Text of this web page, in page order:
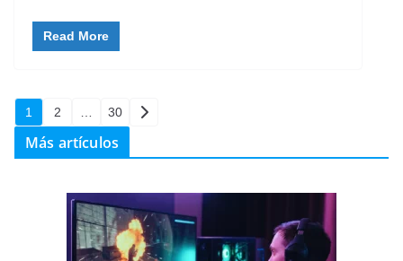
Read More
Paginación
de
entradas
1 2 30
Más artículos